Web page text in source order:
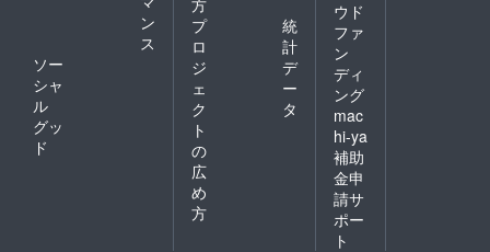
ン
ス
ソー
シャ
ル
グッ
ド
プ
ロ
ジ
ェ
ク
ト
の
広
め
方
統
計
デ
ー
タ
ウド
ファ
ン
ディ
ング
mac
hi-ya
補助
金申
請サ
ポー
ト